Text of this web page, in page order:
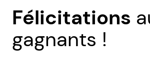
Félicitations
gagnants !